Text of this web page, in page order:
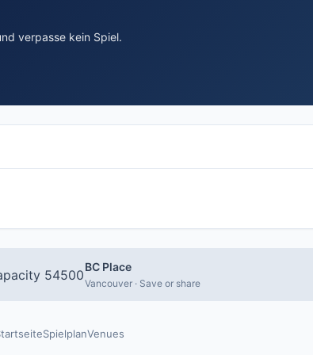
verpasse kein Spiel.
BC Place
Vancouver · Save or share
SpielplanVenues